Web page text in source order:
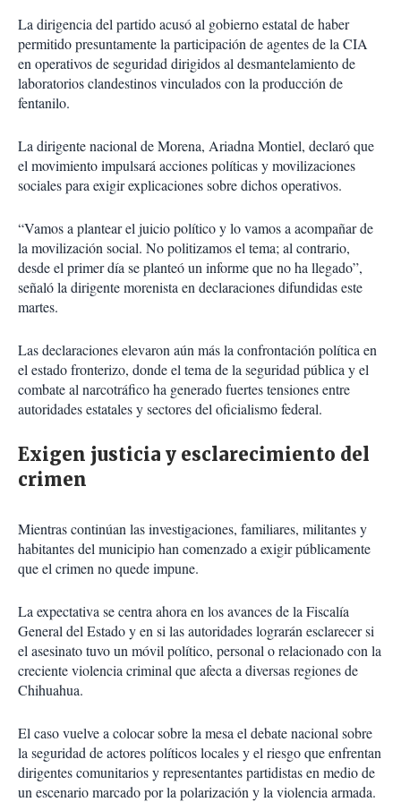
La dirigencia del partido acusó al gobierno estatal de haber
permitido presuntamente la participación de agentes de la CIA
en operativos de seguridad dirigidos al desmantelamiento de
laboratorios clandestinos vinculados con la producción de
fentanilo.
La dirigente nacional de Morena, Ariadna Montiel, declaró que
el movimiento impulsará acciones políticas y movilizaciones
sociales para exigir explicaciones sobre dichos operativos.
“Vamos a plantear el juicio político y lo vamos a acompañar de
la movilización social. No politizamos el tema; al contrario,
desde el primer día se planteó un informe que no ha llegado”,
señaló la dirigente morenista en declaraciones difundidas este
martes.
Las declaraciones elevaron aún más la confrontación política en
el estado fronterizo, donde el tema de la seguridad pública y el
combate al narcotráfico ha generado fuertes tensiones entre
autoridades estatales y sectores del oficialismo federal.
Exigen justicia y esclarecimiento del
crimen
Mientras continúan las investigaciones, familiares, militantes y
habitantes del municipio han comenzado a exigir públicamente
que el crimen no quede impune.
La expectativa se centra ahora en los avances de la Fiscalía
General del Estado y en si las autoridades lograrán esclarecer si
el asesinato tuvo un móvil político, personal o relacionado con la
creciente violencia criminal que afecta a diversas regiones de
Chihuahua.
El caso vuelve a colocar sobre la mesa el debate nacional sobre
la seguridad de actores políticos locales y el riesgo que enfrentan
dirigentes comunitarios y representantes partidistas en medio de
un escenario marcado por la polarización y la violencia armada.